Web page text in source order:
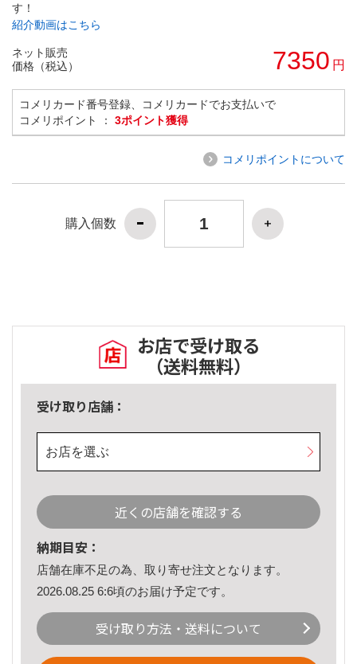
す！
紹介動画はこちら
ネット販売
価格（税込）
7350 円
コメリカード番号登録、コメリカードでお支払いで
コメリポイント ： 3ポイント獲得
コメリポイントについて
購入個数
お店で受け取る
（送料無料）
受け取り店舗：
お店を選ぶ
近くの店舗を確認する
納期目安：
店舗在庫不足の為、取り寄せ注文となります。
2026.08.25 6:6頃のお届け予定です。
受け取り方法・送料について